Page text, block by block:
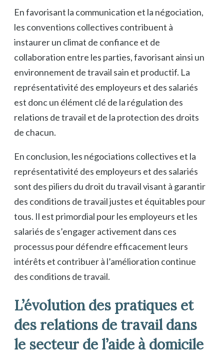
En favorisant la communication et la négociation,
les conventions collectives contribuent à
instaurer un climat de confiance et de
collaboration entre les parties, favorisant ainsi un
environnement de travail sain et productif. La
représentativité des employeurs et des salariés
est donc un élément clé de la régulation des
relations de travail et de la protection des droits
de chacun.
En conclusion, les négociations collectives et la
représentativité des employeurs et des salariés
sont des piliers du droit du travail visant à garantir
des conditions de travail justes et équitables pour
tous. Il est primordial pour les employeurs et les
salariés de s’engager activement dans ces
processus pour défendre efficacement leurs
intérêts et contribuer à l’amélioration continue
des conditions de travail.
L’évolution des pratiques et
des relations de travail dans
le secteur de l’aide à domicile